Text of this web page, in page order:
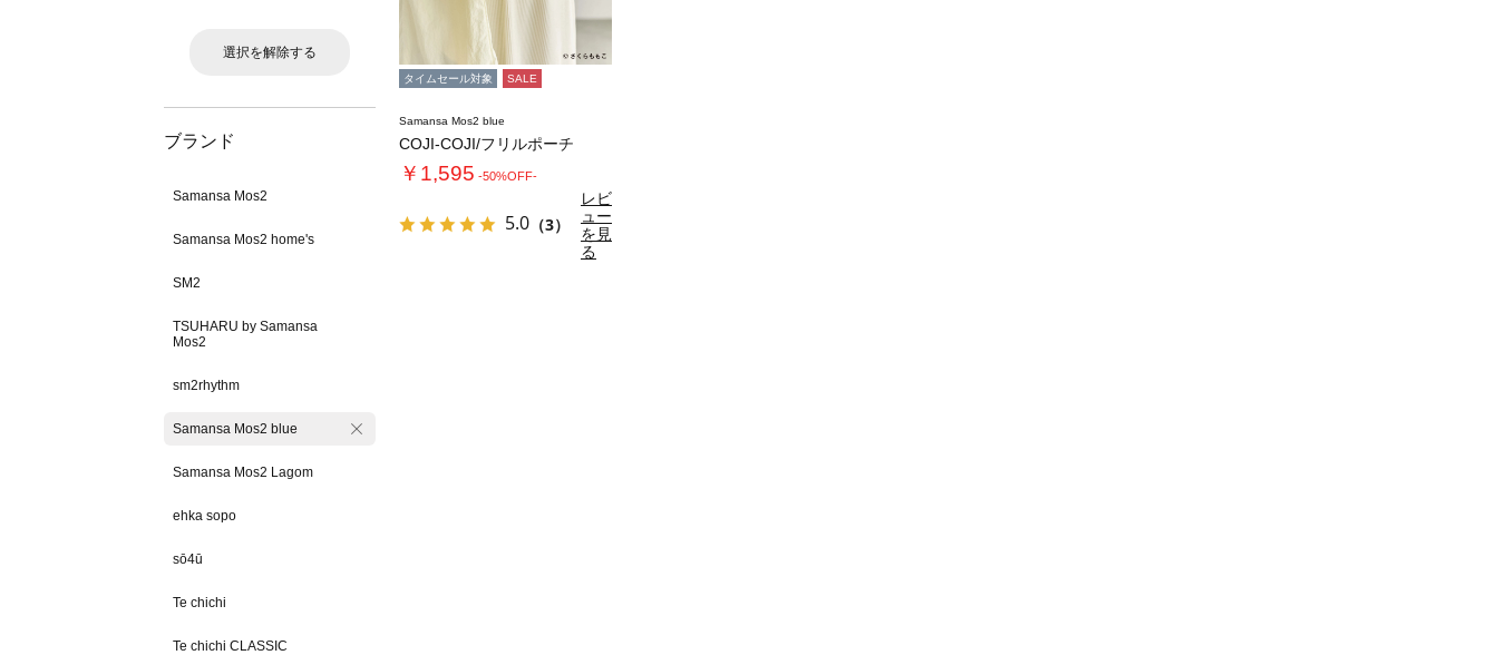
選択を解除する
ブランド
Samansa Mos2
Samansa Mos2 home's
SM2
TSUHARU by Samansa
Mos2
sm2rhythm
Samansa Mos2 blue
Samansa Mos2 Lagom
ehka sopo
sō4ū
Te chichi
Te chichi CLASSIC
タイムセール対象 SALE
Samansa Mos2 blue
COJI-COJI/フリルポーチ
￥1,595 -50%OFF-
5.0 （3）
レビ
ュー
を見
る